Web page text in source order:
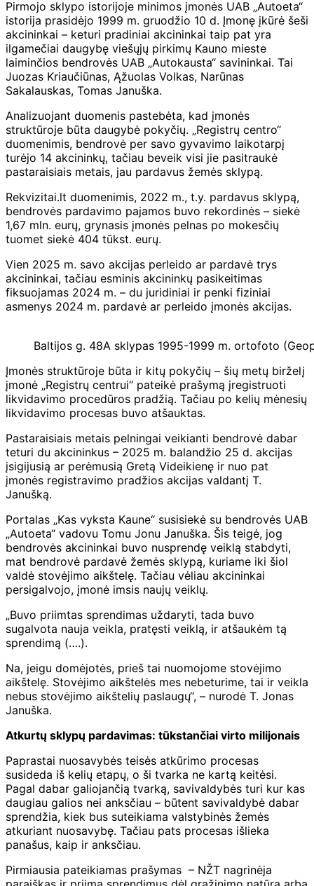
Pirmojo sklypo istorijoje minimos įmonės UAB „Autoeta“
istorija prasidėjo 1999 m. gruodžio 10 d. Įmonę įkūrė šeši
akcininkai – keturi pradiniai akcininkai taip pat yra
ilgamečiai daugybę viešųjų pirkimų Kauno mieste
laiminčios bendrovės UAB „Autokausta“ savininkai. Tai
Juozas Kriaučiūnas, Ąžuolas Volkas, Narūnas
Sakalauskas, Tomas Januška.
Analizuojant duomenis pastebėta, kad įmonės
struktūroje būta daugybė pokyčių. „Registrų centro“
duomenimis, bendrovė per savo gyvavimo laikotarpį
turėjo 14 akcininkų, tačiau beveik visi jie pasitraukė
pastaraisiais metais, jau pardavus žemės sklypą.
Rekvizitai.lt duomenimis, 2022 m., t.y. pardavus sklypą,
bendrovės pardavimo pajamos buvo rekordinės – siekė
1,67 mln. eurų, grynasis įmonės pelnas po mokesčių
tuomet siekė 404 tūkst. eurų.
Vien 2025 m. savo akcijas perleido ar pardavė trys
akcininkai, tačiau esminis akcininkų pasikeitimas
fiksuojamas 2024 m. – du juridiniai ir penki fiziniai
asmenys 2024 m. pardavė ar perleido įmonės akcijas.
Baltijos g. 48A sklypas 1995-1999 m. ortofoto
Įmonės struktūroje būta ir kitų pokyčių – šių metų birželį
įmonė „Registrų centrui“ pateikė prašymą įregistruoti
likvidavimo procedūros pradžią. Tačiau po kelių mėnesių
likvidavimo procesas buvo atšauktas.
Pastaraisiais metais pelningai veikianti bendrovė dabar
teturi du akcininkus – 2025 m. balandžio 25 d. akcijas
įsigijusią ar perėmusią Gretą Videikienę ir nuo pat
įmonės registravimo pradžios akcijas valdantį T.
Janušką.
Portalas „Kas vyksta Kaune“ susisiekė su bendrovės UAB
„Autoeta“ vadovu Tomu Jonu Januška. Šis teigė, jog
bendrovės akcininkai buvo nusprendę veiklą stabdyti,
mat bendrovė pardavė žemės sklypą, kuriame iki šiol
valdė stovėjimo aikštelę. Tačiau vėliau akcininkai
persigalvojo, įmonė imsis naujų veiklų.
„Buvo priimtas sprendimas uždaryti, tada buvo
sugalvota nauja veikla, pratęsti veiklą, ir atšaukėm tą
sprendimą (….).
Na, jeigu domėjotės, prieš tai nuomojome stovėjimo
aikštelę. Stovėjimo aikštelės mes nebeturime, tai ir veikla
nebus stovėjimo aikštelių paslaugų“, – nurodė T. Jonas
Januška.
Atkurtų sklypų pardavimas: tūkstančiai virto milijonais
Paprastai nuosavybės teisės atkūrimo procesas
susideda iš kelių etapų, o ši tvarka ne kartą keitėsi.
Pagal dabar galiojančią tvarką, savivaldybės turi kur kas
daugiau galios nei anksčiau – būtent savivaldybė dabar
sprendžia, kiek bus suteikiama valstybinės žemės
atkuriant nuosavybę. Tačiau pats procesas išlieka
panašus, kaip ir anksčiau.
Pirmiausia pateikiamas prašymas – NŽT nagrinėja